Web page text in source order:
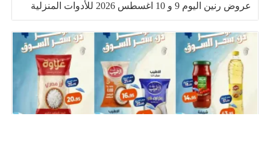
عروض رنين اليوم 9 و 10 اغسطس 2026 للأدوات المنزلية